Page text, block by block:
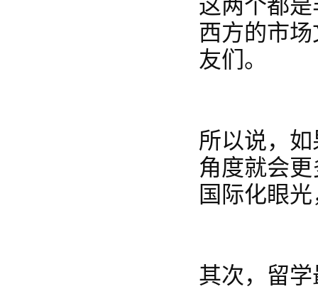
这两个都
西方的市
友们。
所以说，
角度就会
国际化眼
其次，留